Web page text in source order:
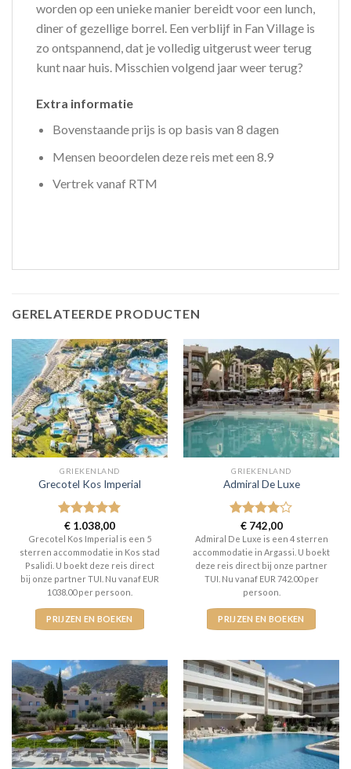
worden op een unieke manier bereidt voor een lunch,
diner of gezellige borrel. Een verblijf in Fan Village is
zo ontspannend, dat je volledig uitgerust weer terug
kunt naar huis. Misschien volgend jaar weer terug?
Extra informatie
Bovenstaande prijs is op basis van 8 dagen
Mensen beoordelen deze reis met een 8.9
Vertrek vanaf RTM
GERELATEERDE PRODUCTEN
GRIEKENLAND
Grecotel Kos Imperial
Gewaardeerd
5uit 5
€ 1.038,00
Grecotel Kos Imperial is een 5
sterren accommodatie in Kos stad
Psalidi. U boekt deze reis direct
bij onze partner TUI. Nu vanaf EUR
1038.00 per persoon.
PRIJZEN EN BOEKEN
GRIEKENLAND
Admiral De Luxe
Gewaardeerd
4uit 5
€742,00
Admiral De Luxe is een 4 sterren
accommodatie in Argassi. U boekt
deze reis direct bij onze partner
TUI. Nu vanaf EUR 742.00 per
persoon.
PRIJZEN EN BOEKEN